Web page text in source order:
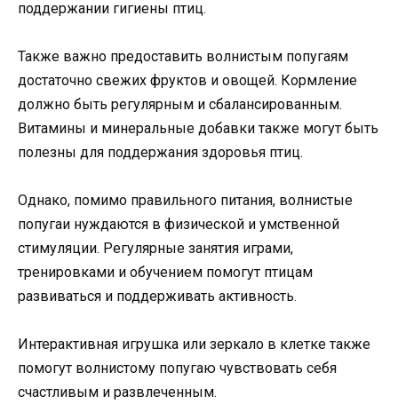
поддержании гигиены птиц.
Также важно предоставить волнистым попугаям
достаточно свежих фруктов и овощей. Кормление
должно быть регулярным и сбалансированным.
Витамины и минеральные добавки также могут быть
полезны для поддержания здоровья птиц.
Однако, помимо правильного питания, волнистые
попугаи нуждаются в физической и умственной
стимуляции. Регулярные занятия играми,
тренировками и обучением помогут птицам
развиваться и поддерживать активность.
Интерактивная игрушка или зеркало в клетке также
помогут волнистому попугаю чувствовать себя
счастливым и развлеченным.